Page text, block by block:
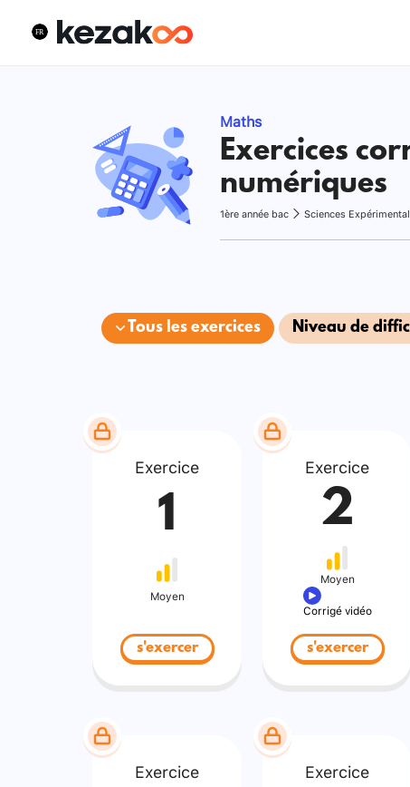
Maths
Exercices
numériques
1ère année bac Sciences
Tous les exercices Niveau de
Exercice
1
Moyen
s'exercer
Exercice
2
Moyen
Corrigé vidéo
s'exercer
Exercice Exercice